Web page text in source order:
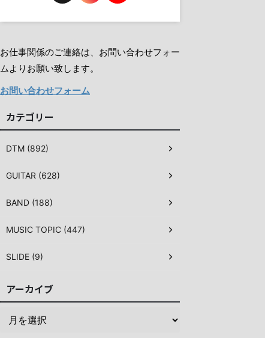
お仕事関係のご連絡は、お問い合わせフォー
ムよりお願い致します。
お問い合わせフォーム
カテゴリー
DTM (892)
GUITAR (628)
BAND (188)
MUSIC TOPIC (447)
SLIDE (9)
アーカイブ